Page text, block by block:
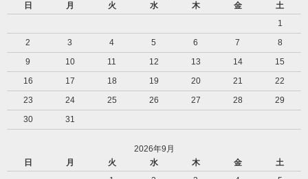
日
月 火 水 木 金
土
1
2
3 4 5 6 7
8
9
10 11 12 13 14
15
16
17 18 19 20 21
22
23
24 25 26 27 28
29
30
31
2026年9月
日
月 火 水 木 金
土